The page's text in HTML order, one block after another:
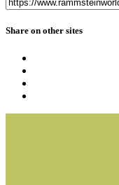
Share on other sites